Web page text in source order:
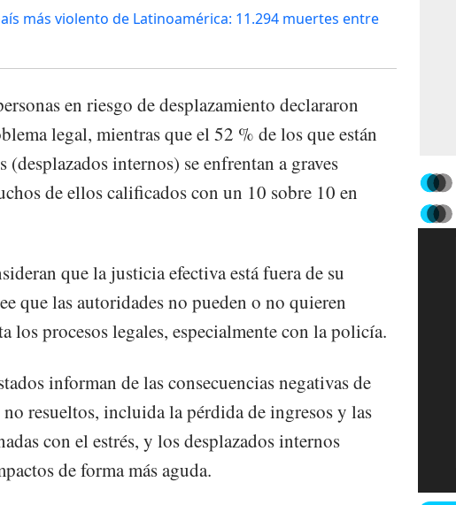
más violento de Latinoamérica: 11.294 muertes entre
en riesgo de desplazamiento declararon
legal, mientras que el 52 % de los que están
(desplazados internos) se enfrentan a graves
de ellos calificados con un 10 sobre 10 en
que la justicia efectiva está fuera de su
que las autoridades no pueden o no quieren
los procesos legales, especialmente con la policía.
informan de las consecuencias negativas de
resueltos, incluida la pérdida de ingresos y las
con el estrés, y los desplazados internos
de forma más aguda.